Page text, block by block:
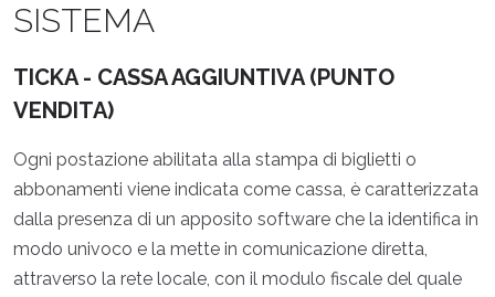
SISTEMA
TICKA - CASSA AGGIUNTIVA (PUNTO
VENDITA)
Ogni postazione abilitata alla stampa di biglietti o
abbonamenti viene indicata come cassa, è caratterizzata
dalla presenza di un apposito software che la identifica in
modo univoco e la mette in comunicazione diretta,
attraverso la rete locale, con il modulo fiscale del quale